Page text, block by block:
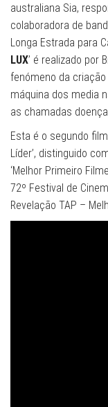
australiana Sia,
colaboradora de
Longa Estrada para
LUX’ é realizado por
fenómeno da
máquina dos media
as chamadas
Esta é o segundo
Líder’, distinguido
‘Melhor Primeiro
72º Festival de
Revelação TAP –